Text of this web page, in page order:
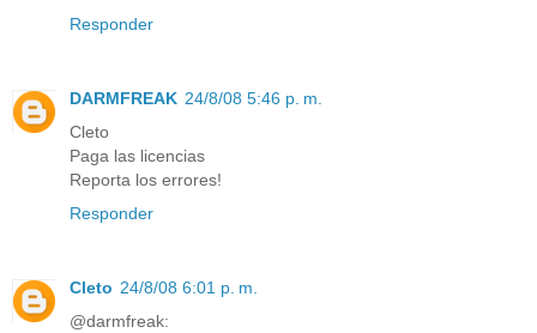
Responder
DARMFREAK 24/8/08 5:46 p. m.
Cleto
Paga las licencias
Reporta los errores!
Responder
Cleto 24/8/08 6:01 p. m.
@darmfreak: